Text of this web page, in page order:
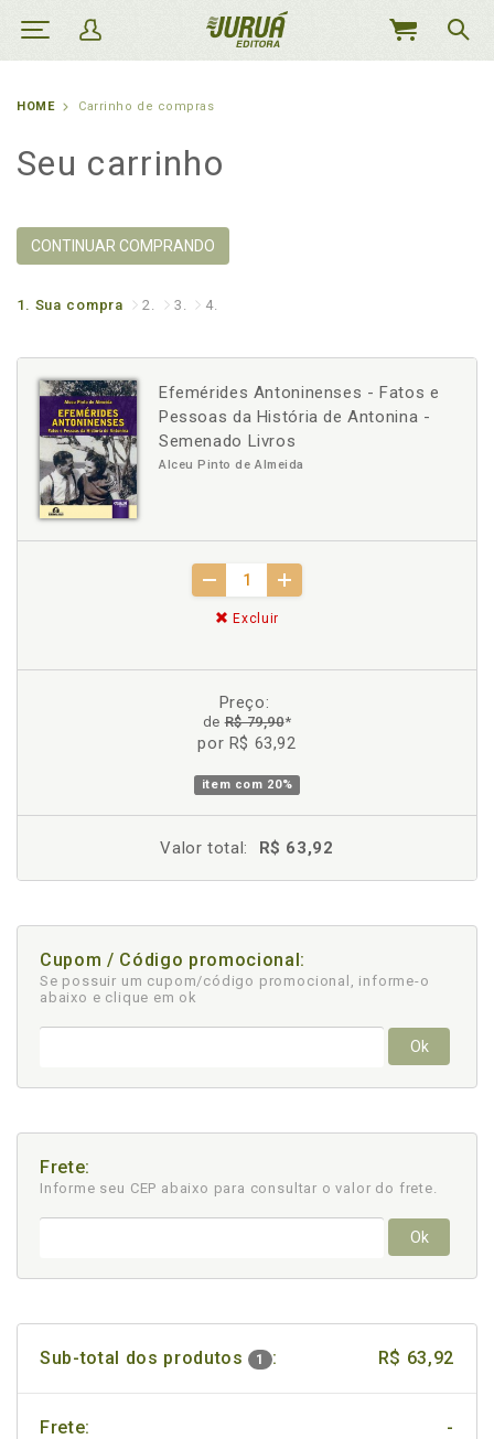
MEU
HOME Carrinho de compras
Seu carrinho
CONTINUAR COMPRANDO
1. Sua compra 2. 3. 4.
Efemérides Antoninenses - Fatos e
Pessoas da História de Antonina -
Semenado Livros
Alceu Pinto de Almeida
Excluir
Preço:
deR$ 79,90*
por R$ 63,92
item com 20%
Valor total: R$ 63,92
Cupom / Código promocional:
Se possuir um cupom/código promocional, informe-o
abaixo e clique em ok
Ok
Frete:
Informe seu CEP abaixo para consultar o valor do frete.
Ok
Sub-total dos produtos 1 : R$ 63,92
Frete: -